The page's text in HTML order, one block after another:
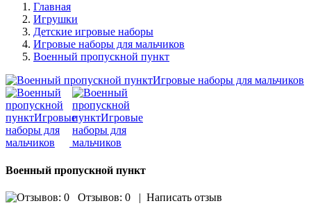
Главная
Игрушки
Детские игровые наборы
Игровые наборы для мальчиков
Военный пропускной пункт
Военный пропускной пункт
Отзывов: 0 | Написать отзыв